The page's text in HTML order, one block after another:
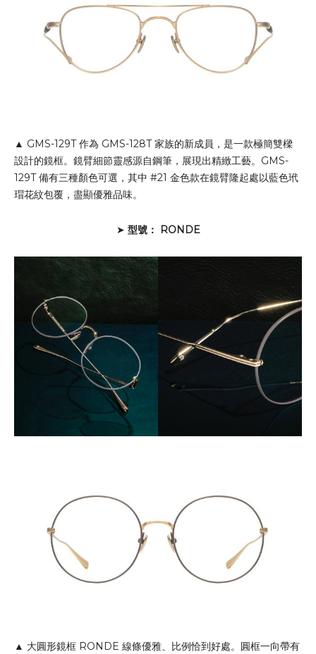
▲ GMS-129T 作為 GMS-128T 家族的新成員，是一款極簡雙樑
設計的鏡框。鏡臂細節靈感源自鋼筆，展現出精緻工藝。GMS-
129T 備有三種顏色可選，其中 #21 金色款在鏡臂隆起處以藍色玳
瑁花紋包覆，盡顯優雅品味。
➤ 型號： RONDE
▲ 大圓形鏡框 RONDE 線條優雅、比例恰到好處。圓框一向帶有